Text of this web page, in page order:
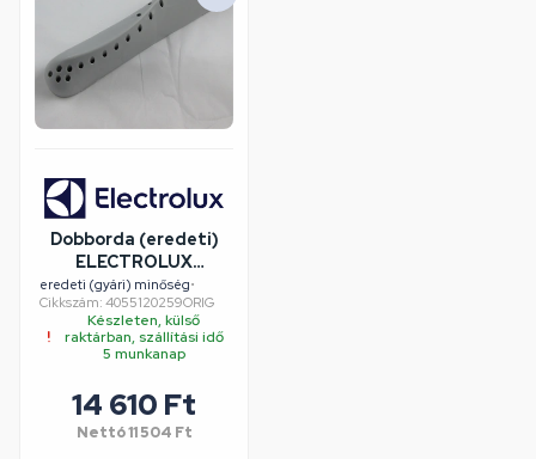
Dobborda (eredeti)
ELECTROLUX
mosógép
eredeti (gyári) minőség•
Cikkszám: 4055120259ORIG
Készleten, külső
raktárban, szállítási idő
5 munkanap
14 610 Ft
Nettó11 504 Ft